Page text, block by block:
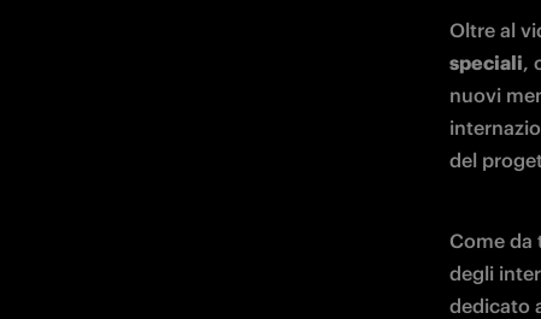
Oltre al
speciali,
nuovi
del
Come da
degli
dedicato